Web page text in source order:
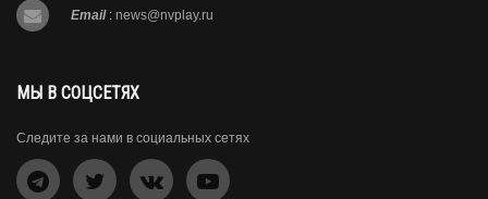
Email : news@nvplay.ru
МЫ В СОЦСЕТЯХ
Следите за нами в социальных сетях